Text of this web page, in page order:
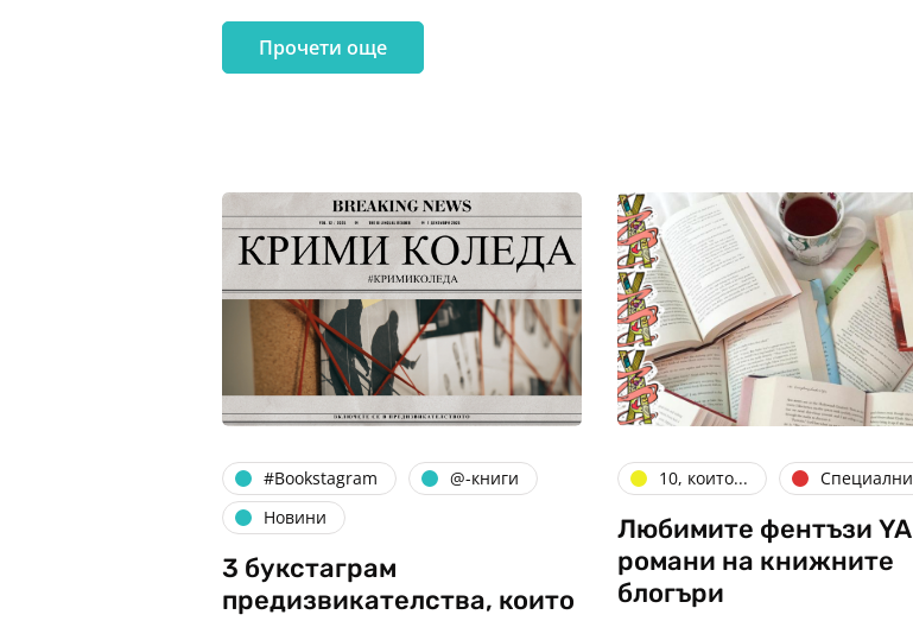
Прочети още
#Bookstagram
@-книги
Новини
3 букстаграм
предизвикателства, които
10, които... Специални
Любимите фентъзи YA
романи на книжните
блогъри